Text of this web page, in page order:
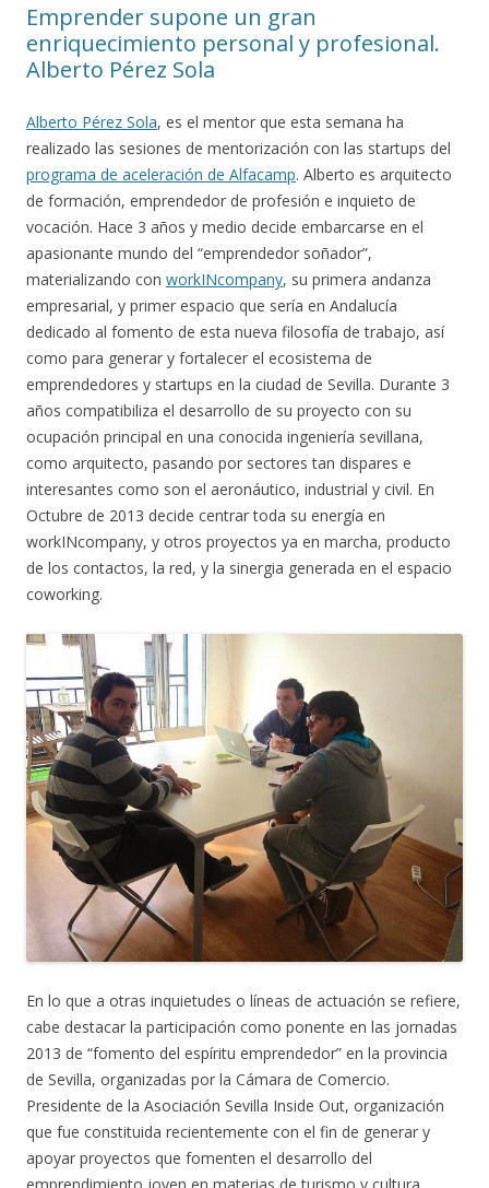
Emprender supone un gran
enriquecimiento personal y profesional.
Alberto Pérez Sola
Alberto Pérez Sola, es el mentor que esta semana ha
realizado las sesiones de mentorización con las startups del
programa de aceleración de Alfacamp. Alberto es arquitecto
de formación, emprendedor de profesión e inquieto de
vocación. Hace 3 años y medio decide embarcarse en el
apasionante mundo del “emprendedor soñador”,
materializando con workINcompany, su primera andanza
empresarial, y primer espacio que sería en Andalucía
dedicado al fomento de esta nueva filosofía de trabajo, así
como para generar y fortalecer el ecosistema de
emprendedores y startups en la ciudad de Sevilla. Durante 3
años compatibiliza el desarrollo de su proyecto con su
ocupación principal en una conocida ingeniería sevillana,
como arquitecto, pasando por sectores tan dispares e
interesantes como son el aeronáutico, industrial y civil. En
Octubre de 2013 decide centrar toda su energía en
workINcompany, y otros proyectos ya en marcha, producto
de los contactos, la red, y la sinergia generada en el espacio
coworking.
En lo que a otras inquietudes o líneas de actuación se refiere,
cabe destacar la participación como ponente en las jornadas
2013 de “fomento del espíritu emprendedor” en la provincia
de Sevilla, organizadas por la Cámara de Comercio.
Presidente de la Asociación Sevilla Inside Out, organización
que fue constituida recientemente con el fin de generar y
apoyar proyectos que fomenten el desarrollo del